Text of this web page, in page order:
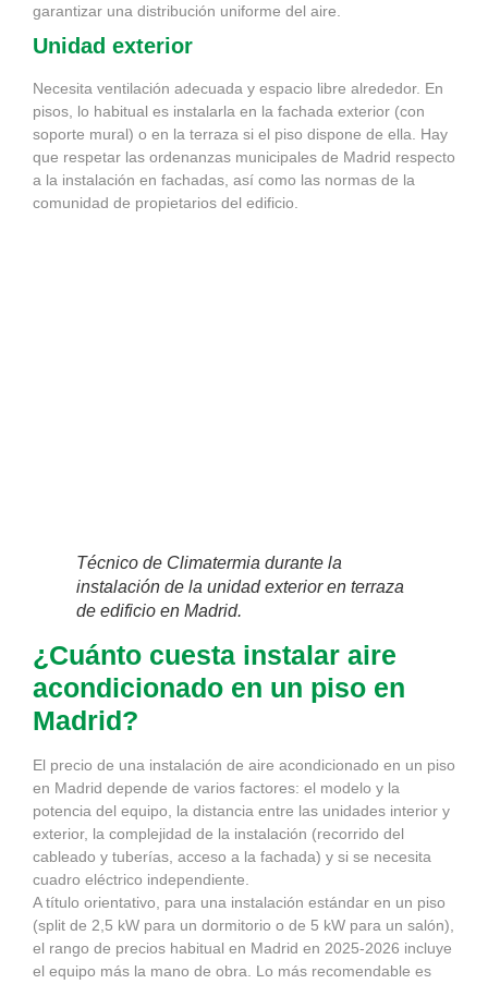
garantizar una distribución uniforme del aire.
Unidad exterior
Necesita ventilación adecuada y espacio libre alrededor. En
pisos, lo habitual es instalarla en la fachada exterior (con
soporte mural) o en la terraza si el piso dispone de ella. Hay
que respetar las ordenanzas municipales de Madrid respecto
a la instalación en fachadas, así como las normas de la
comunidad de propietarios del edificio.
Técnico de Climatermia durante la
instalación de la unidad exterior en terraza
de edificio en Madrid.
¿Cuánto cuesta instalar aire
acondicionado en un piso en
Madrid?
El precio de una instalación de aire acondicionado en un piso
en Madrid depende de varios factores: el modelo y la
potencia del equipo, la distancia entre las unidades interior y
exterior, la complejidad de la instalación (recorrido del
cableado y tuberías, acceso a la fachada) y si se necesita
cuadro eléctrico independiente.
A título orientativo, para una instalación estándar en un piso
(split de 2,5 kW para un dormitorio o de 5 kW para un salón),
el rango de precios habitual en Madrid en 2025-2026 incluye
el equipo más la mano de obra. Lo más recomendable es